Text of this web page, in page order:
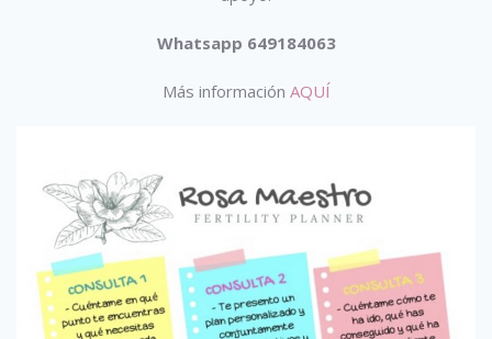
Whatsapp 649184063
Más información AQUÍ